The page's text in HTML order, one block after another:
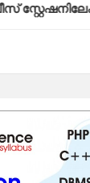
സൂചന